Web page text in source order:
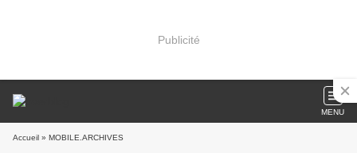
Publicité
MENU
Accueil » MOBILE.ARCHIVES